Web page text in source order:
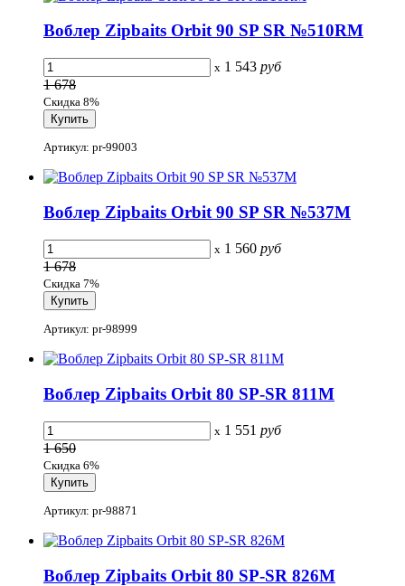
Воблер Zipbaits Orbit 90 SP SR №510RM
x 1 543 руб
1 678
Скидка 8%
Артикул: pr-99003
Воблер Zipbaits Orbit 90 SP SR №537M
x 1 560 руб
1 678
Скидка 7%
Артикул: pr-98999
Воблер Zipbaits Orbit 80 SP-SR 811M
x 1 551 руб
1 650
Скидка 6%
Артикул: pr-98871
Воблер Zipbaits Orbit 80 SP-SR 826M